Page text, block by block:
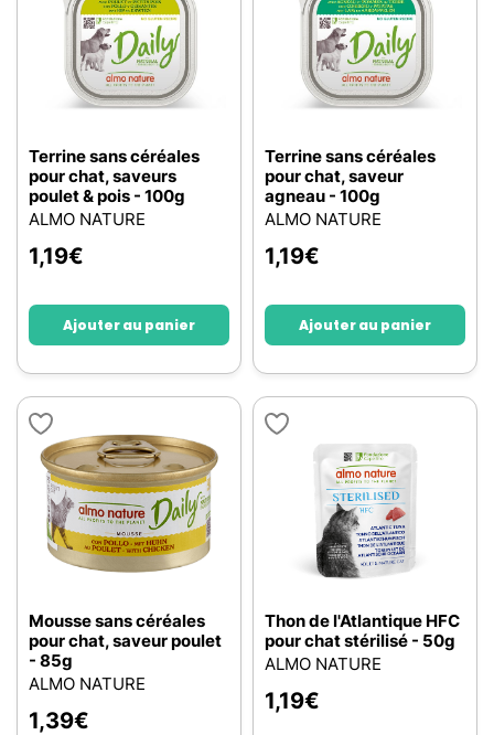
Terrine sans céréales
pour chat, saveurs
poulet & pois - 100g
ALMO NATURE
1,19€
Ajouter au panier
Terrine sans céréales
pour chat, saveur
agneau - 100g
ALMO NATURE
1,19€
Ajouter au panier
Mousse sans céréales
pour chat, saveur poulet
- 85g
ALMO NATURE
1,39€
Thon de l'Atlantique HFC
pour chat stérilisé - 50g
ALMO NATURE
1,19€